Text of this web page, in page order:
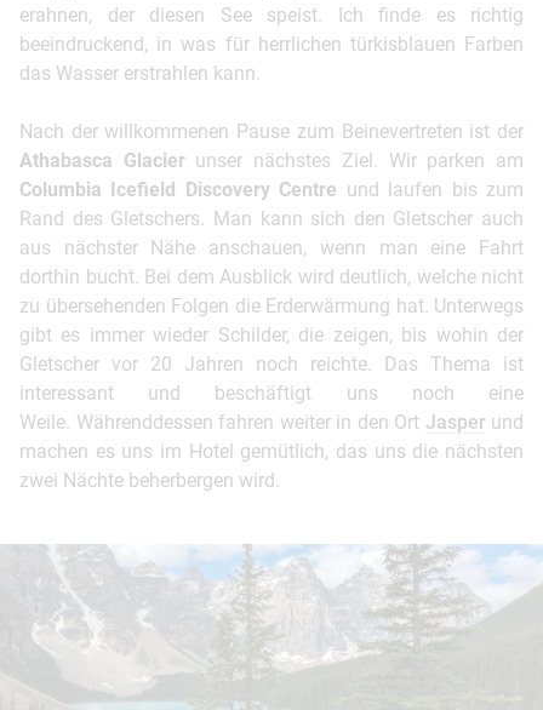
erahnen, der diesen See speist. Ich finde es richtig
beeindruckend, in was für herrlichen türkisblauen Farben
das Wasser erstrahlen kann.
Nach der willkommenen Pause zum Beinevertreten ist der
Athabasca Glacierunser nächstes Ziel. Wir parken am
Columbia Icefield Discovery Centre und laufen bis zum
Rand des Gletschers. Man kann sich den Gletscher auch
aus nächster Nähe anschauen, wenn man eine Fahrt
dorthin bucht. Bei dem Ausblick wird deutlich, welche nicht
zu übersehenden Folgen die Erderwärmung hat. Unterwegs
gibt es immer wieder Schilder, die zeigen, bis wohin der
Gletscher vor 20 Jahren noch reichte. Das Thema ist
interessant und beschäftigt uns noch eine
Weile. Währenddessen fahren weiter in den Ort Jasper und
machen es uns im Hotel gemütlich, das uns die nächsten
zwei Nächte beherbergen wird.